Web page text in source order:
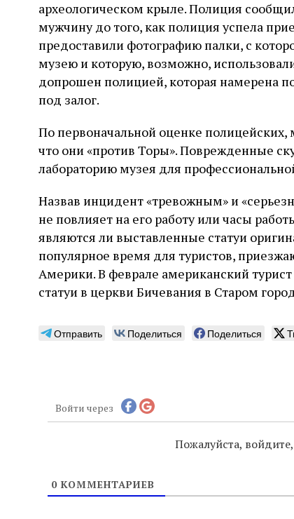
археологическом крыле. Полиция
мужчину до того, как полиция успела
предоставили фотографию палки, с
музею и которую, возможно,
допрошен полицией, которая намерена
под залог.
По первоначальной оценке полицейских,
что они «против Торы». Поврежденные
лабораторию музея для
Назвав инцидент «тревожным» и
не повлияет на его работу или часы
являются ли выставленные статуи
популярное время для туристов,
Америки. В феврале американский
статуи в церкви Бичевания в Старом
Отправить Поделиться Поделиться
Войти через
Пожалуйста,
0КОММЕНТАРИЕВ